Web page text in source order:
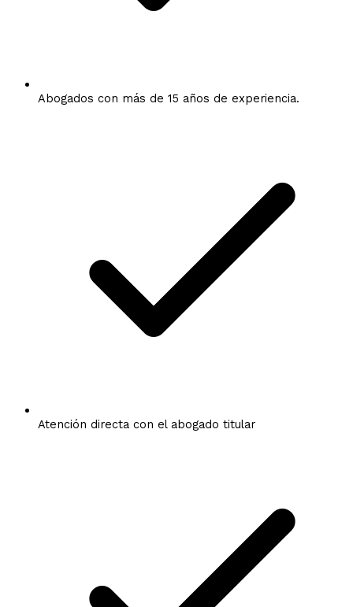
Abogados con más de 15 años de experiencia.
Atención directa con el abogado titular